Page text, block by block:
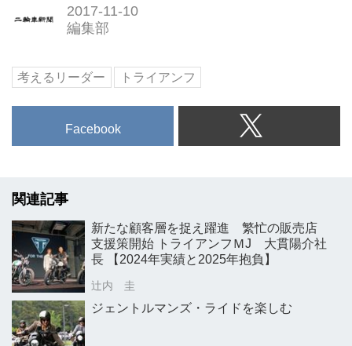
2017-11-10
編集部
考えるリーダー トライアンフ
Facebook
関連記事
新たな顧客層を捉え躍進 繁忙の販売店
支援策開始 トライアンフＭJ 大貫陽介社
長 【2024年実績と2025年抱負】
辻内 圭
ジェントルマンズ・ライドを楽しむ